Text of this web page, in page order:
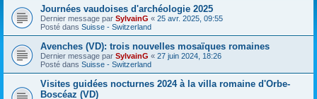
Journées vaudoises d'archéologie 2025
Dernier message par SylvainG « 25 avr. 2025, 09:55
Posté dans Suisse - Switzerland
Avenches (VD): trois nouvelles mosaïques romaines
Dernier message par SylvainG « 27 juin 2024, 18:26
Posté dans Suisse - Switzerland
Visites guidées nocturnes 2024 à la villa romaine d'Orbe-
Boscéaz (VD)